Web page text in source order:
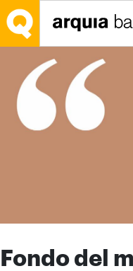
Saltar al contenido
Fondo del